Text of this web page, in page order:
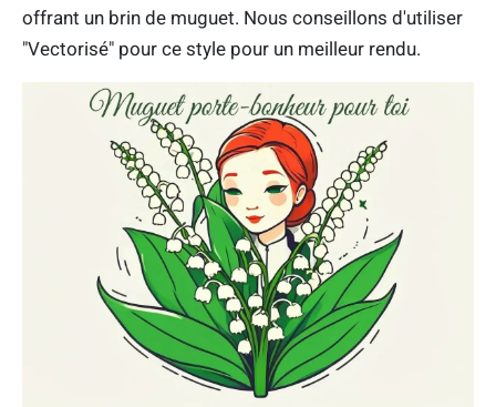
offrant un brin de muguet. Nous conseillons d'utiliser
"Vectorisé" pour ce style pour un meilleur rendu.